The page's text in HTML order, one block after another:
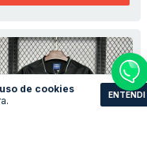
de cookies
ENTENDI